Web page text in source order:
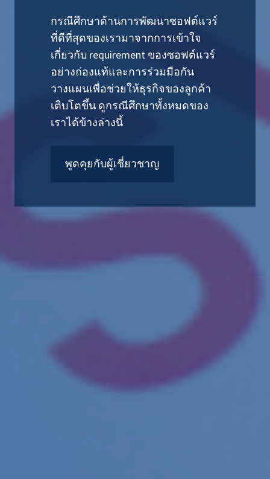
กรณีศึกษาด้านการพัฒนาซอฟต์แวร์
ที่ดีที่สุดของเรามาจากการเข้าใจ
เกี่ยวกับ requirement ของซอฟต์แวร์
อย่างถ่องแท้และการร่วมมือกัน
วางแผนเพื่อช่วยให้ธุรกิจของลูกค้า
เติบโตขึ้น ดูกรณีศึกษาทั้งหมดของ
เราได้ข้างล่างนี้
พูดคุยกับผู้เชี่ยวชาญ